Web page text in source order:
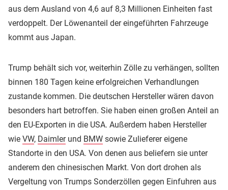
aus dem Ausland von 4,6 auf 8,3 Millionen Einheiten fast
verdoppelt. Der Löwenanteil der eingeführten Fahrzeuge
kommt aus Japan.
Trump behält sich vor, weiterhin Zölle zu verhängen, sollten
binnen 180 Tagen keine erfolgreichen Verhandlungen
zustande kommen. Die deutschen Hersteller wären davon
besonders hart betroffen. Sie haben einen großen Anteil an
den EU-Exporten in die USA. Außerdem haben Hersteller
wie VW, Daimlerund BMW sowie Zulieferer eigene
Standorte in den USA. Von denen aus beliefern sie unter
anderem den chinesischen Markt. Von dort drohen als
Vergeltung von Trumps Sonderzöllen gegen Einfuhren aus